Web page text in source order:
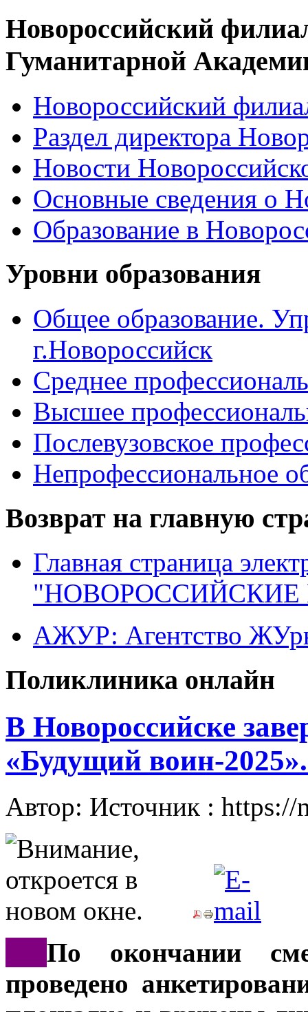
Новороссийский
Гуманитарной
Новороссийский
Раздел директора
Новости
Основные сведения о
Образование в
Уровни образования
Общее образование.
г.Новороссийск
Среднее
Высшее
Послевузовское
Непрофессиональное
Возврат на главную
Главная страница
"НОВОРОССИЙСКИЕ
АЖУР: Агентство
Поликлиника онлайн
В Новороссийске
«Будущий воин-
Автор: Источник : https://
По окончании
проведено